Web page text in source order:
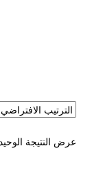
زيوت مساج و
سلة المشتريات
عرض النتيجة